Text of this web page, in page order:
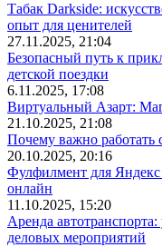
Табак Darkside:
опыт для ценителей
27.11.2025, 21:04
Безопасный путь к
детской поездки
6.11.2025, 17:08
Виртуальный Азарт:
21.10.2025, 21:08
Почему важно работать
20.10.2025, 20:16
Фулфилмент для
онлайн
11.10.2025, 15:20
Аренда
деловых мероприятий